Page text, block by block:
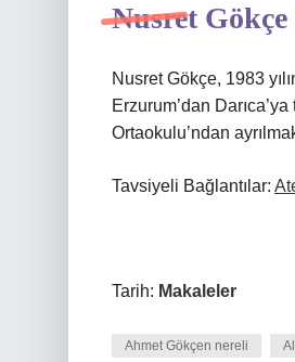
Nusret
Nusret Gökçe, 1983
Erzurum’dan
Ortaokulu’ndan
Tavsiyeli Bağlantılar:
Tarih: Makaleler
Ahmet Gökçen nereli